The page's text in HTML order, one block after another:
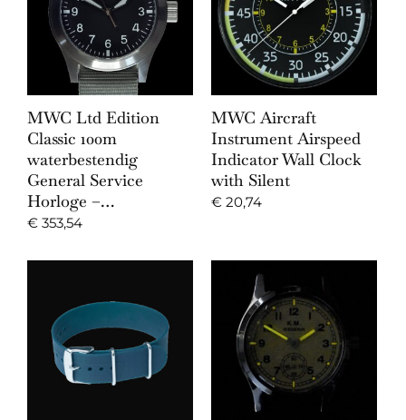
MWC Ltd Edition
Classic 100m
waterbestendig
General Service
Horloge –…
€ 353,54
MWC Aircraft
Instrument Airspeed
Indicator Wall Clock
with Silent
€ 20,74